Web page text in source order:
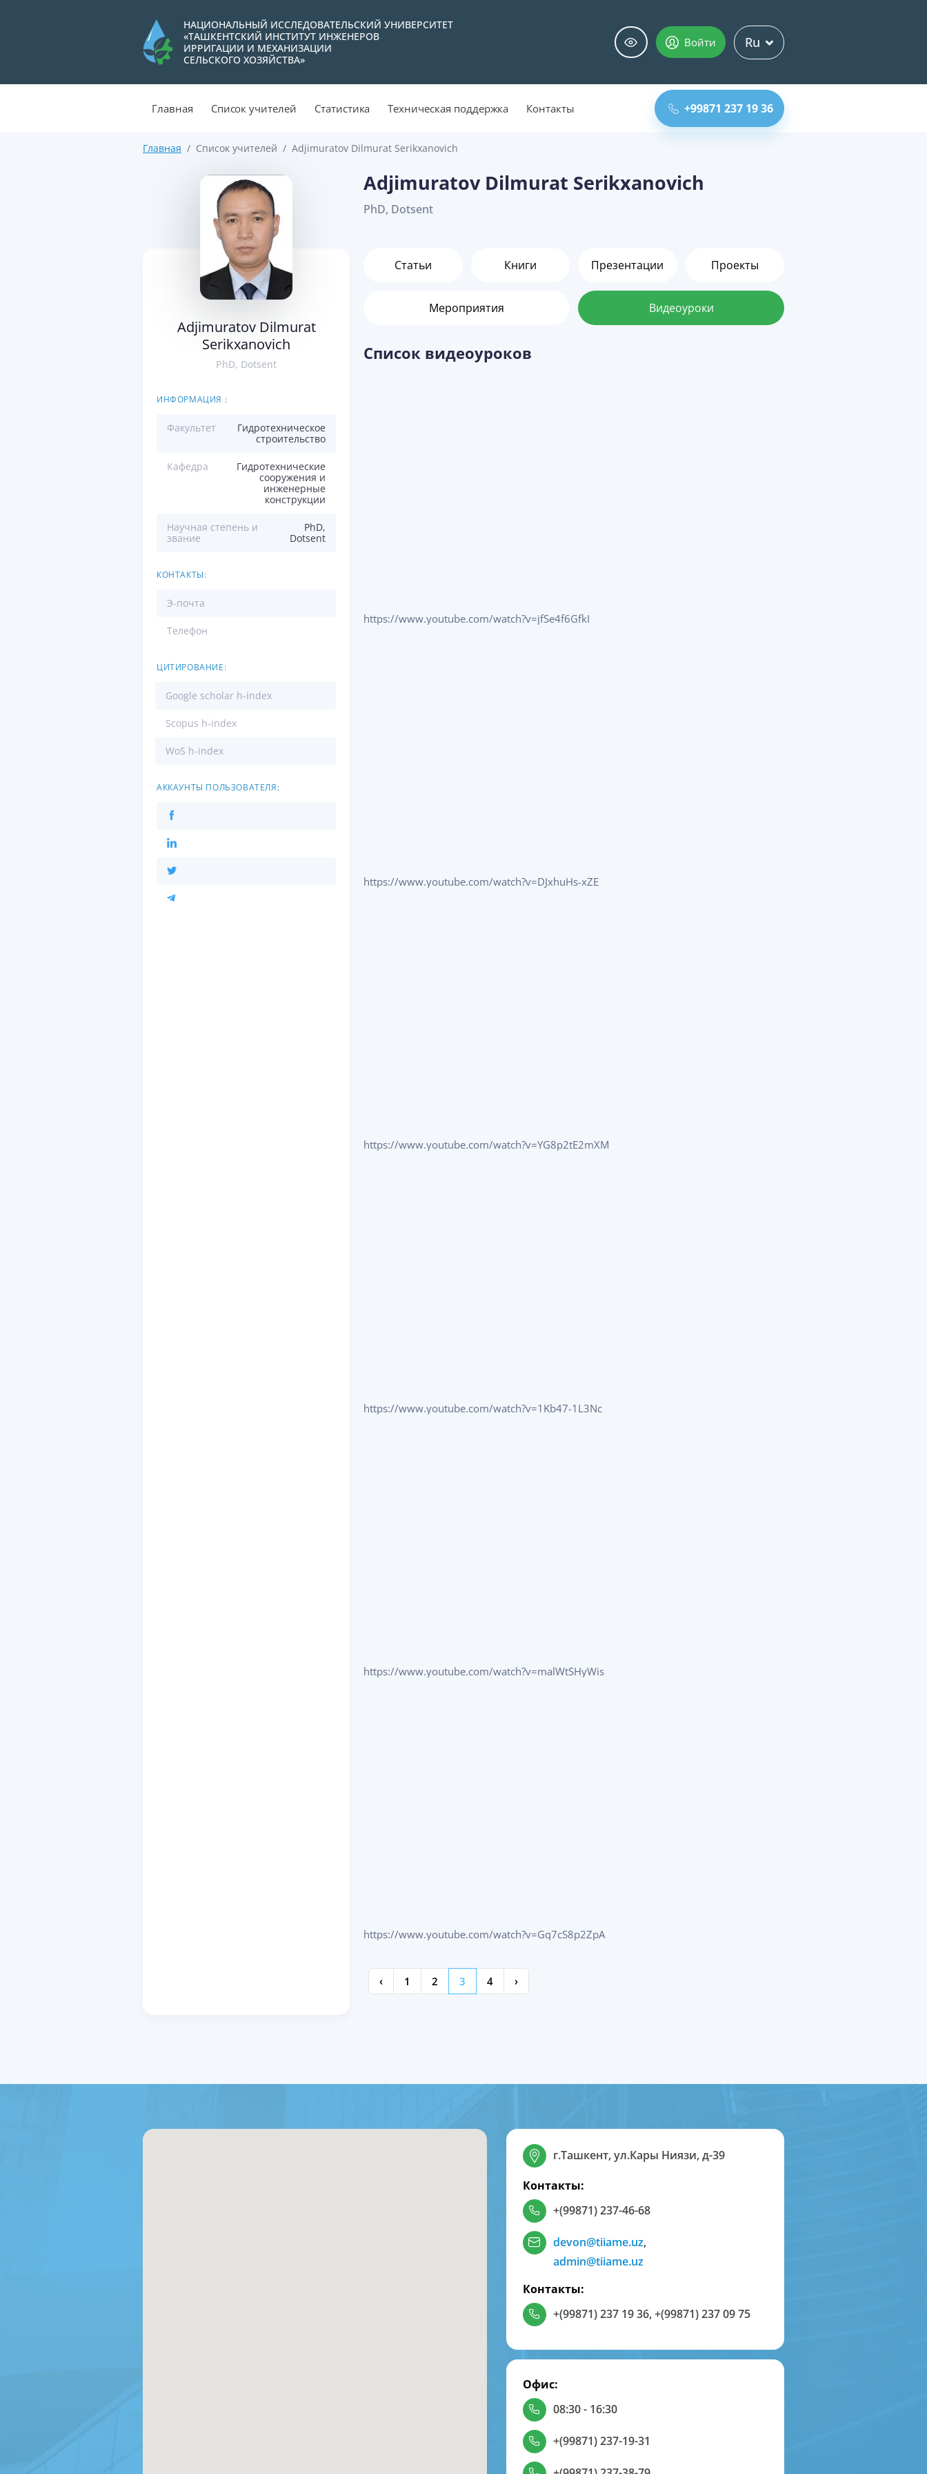
НАЦИОНАЛЬНЫЙ ИССЛЕДОВАТЕЛЬСКИЙ УНИВЕРСИТЕТ
«ТАШКЕНТСКИЙ ИНСТИТУТ ИНЖЕНЕРОВ
ИРРИГАЦИИ И МЕХАНИЗАЦИИ
СЕЛЬСКОГО ХОЗЯЙСТВА»
Войти Ru
Главная Список учителей Статистика Техническая поддержка Контакты +99871 237 19 36
Главная Список учителей Adjimuratov Dilmurat Serikxanovich
Adjimuratov Dilmurat
Serikxanovich
PhD, Dotsent
ИНФОРМАЦИЯ :
Факультет
Гидротехническое
строительство
Кафедра
Гидротехнические
сооружения и
инженерные
конструкции
Научная степень и
звание
PhD,
Dotsent
КОНТАКТЫ:
Э-почта
Телефон
ЦИТИРОВАНИЕ:
Google scholar h-index
Scopus h-index
WoS h-index
АККАУНТЫ ПОЛЬЗОВАТЕЛЯ:
Adjimuratov Dilmurat Serikxanovich
PhD, Dotsent
Статьи Книги Презентации Проекты
Мероприятия Видеоуроки
Список видеоуроков
https://www.youtube.com/watch?v=jfSe4f6GfkI
https://www.youtube.com/watch?v=DJxhuHs-xZE
https://www.youtube.com/watch?v=YG8p2tE2mXM
https://www.youtube.com/watch?v=1Kb47-1L3Nc
https://www.youtube.com/watch?v=malWtSHyWis
https://www.youtube.com/watch?v=Gq7cS8p2ZpA
‹ 1 2 3 4 ›
г.Ташкент, ул.Кары Ниязи, д-39
Контакты:
+(99871) 237-46-68
devon@tiiame.uz,
admin@tiiame.uz
Контакты:
+(99871) 237 19 36,+(99871) 237 09 75
Офис:
08:30 - 16:30
+(99871) 237-19-31